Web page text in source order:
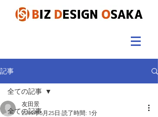
記事
全ての記事
全ての記事
友田景
2019年6月25日 読了時間: 1分